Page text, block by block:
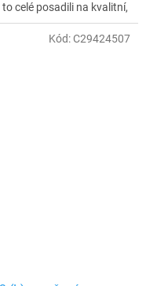
celé posadili na kvalitní,
jako stvořené pro
bavit.
Kód:C29424507